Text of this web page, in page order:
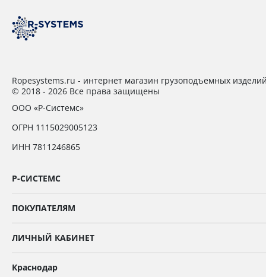
Ropesystems.ru - интернет магазин грузоподъемных
© 2018 - 2026 Все права защищены
ООО «Р-Системс»
ОГРН 1115029005123
ИНН 7811246865
Р-СИСТЕМС
ПОКУПАТЕЛЯМ
ЛИЧНЫЙ КАБИНЕТ
Краснодар